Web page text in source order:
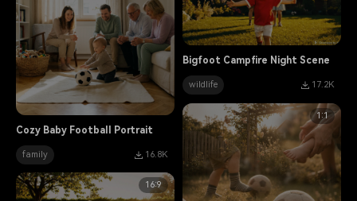
Cozy Baby Football Portrait
family 16.8K
Bigfoot Campfire Night Scene
wildlife 17.2K
1:1
16:9